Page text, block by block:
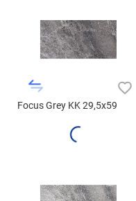
Focus Grey KK 29,5x59